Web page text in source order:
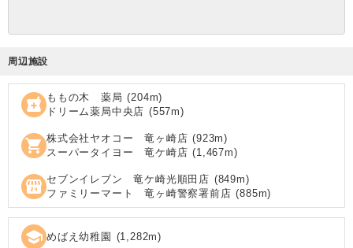
周辺施設
local_pharmacy ももの木 薬局 (204m)
ドリーム薬局中央店 (557m)
shopping_cart 株式会社ヤオコー 竜ヶ崎店 (923m)
スーパータイヨー 竜ケ崎店 (1,467m)
local_convenience_store セブンイレブン 竜ケ崎光順田店 (849m)
ファミリーマート 竜ヶ崎警察署前店 (885m)
school めばえ幼稚園 (1,282m)